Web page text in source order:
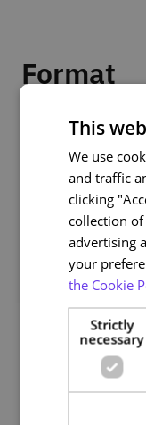
Format
Este curso está
Os pré-requisitos
de um
navegar na
pessoa que tenha
This
We use
and traffic
clicking
collection
advertising
your
the Cookie
Strictly
necessary